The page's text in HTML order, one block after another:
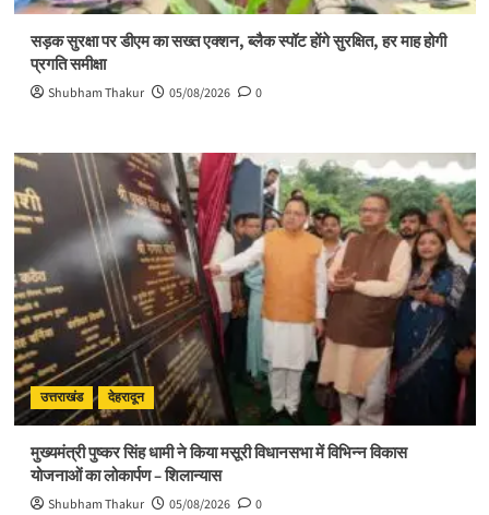
सड़क सुरक्षा पर डीएम का सख्त एक्शन, ब्लैक स्पॉट होंगे सुरक्षित, हर माह होगी
प्रगति समीक्षा
Shubham Thakur 05/08/2026 0
उत्तराखंड देहरादून
मुख्यमंत्री पुष्कर सिंह धामी ने किया मसूरी विधानसभा में विभिन्न विकास
योजनाओं का लोकार्पण – शिलान्यास
Shubham Thakur 05/08/2026 0